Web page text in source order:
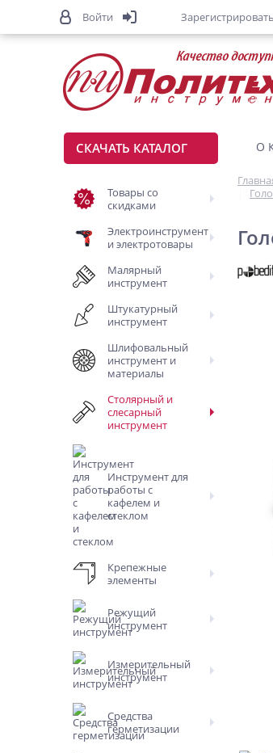
СКАЧАТЬ КАТАЛОГ
Товары со
скидками
Электроинструмент
и электротовары
Малярный
инструмент
Штукатурный
инструмент
Шлифовальный
инструмент и
материалы
Столярный и
слесарный
инструмент
Инструмент для
работы с
кафелем и
стеклом
Крепежные
элементы
Режущий
инструмент
Измерительный
инструмент
Средства
герметизации
О
Войти